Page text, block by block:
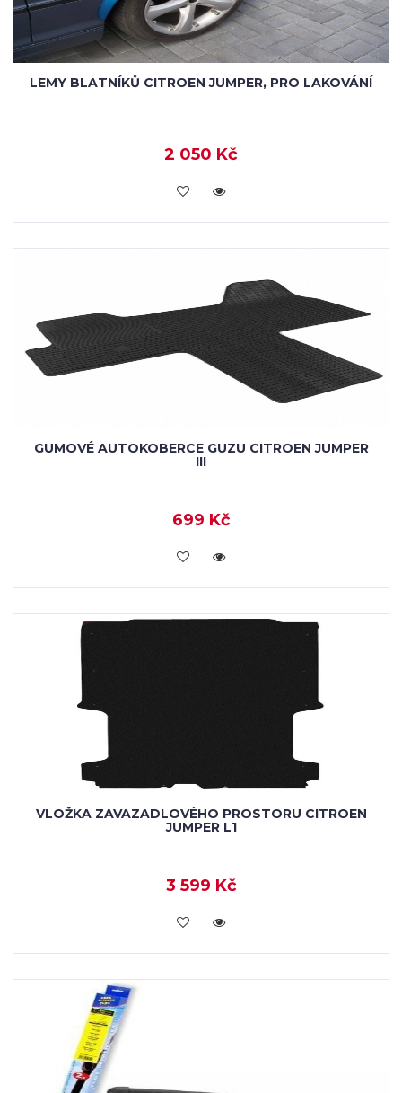
LEMY BLATNÍKŮ CITROEN JUMPER, PRO LAKOVÁNÍ
2 050 Kč
KOUPIT
GUMOVÉ AUTOKOBERCE GUZU CITROEN JUMPER
III
699 Kč
KOUPIT
VLOŽKA ZAVAZADLOVÉHO PROSTORU CITROEN
JUMPER L1
3 599 Kč
KOUPIT